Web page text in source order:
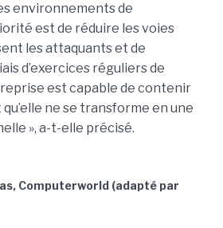
environnements de
est de réduire les voies
les attaquants et de
d’exercices réguliers de
est capable de contenir
ne se transforme en une
», a-t-elle précisé.
Computerworld (adapté par